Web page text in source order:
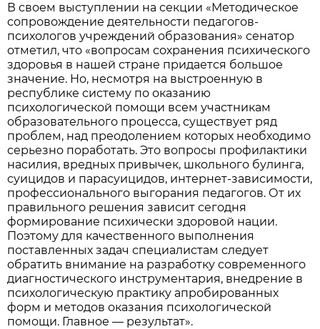
В своем выступлении на секции «Методическое
сопровождение деятельности педагогов-
психологов учреждений образования» сенатор
отметил, что «вопросам сохранения психического
здоровья в нашей стране придается большое
значение. Но, несмотря на выстроенную в
республике систему по оказанию
психологической помощи всем участникам
образовательного процесса, существует ряд
проблем, над преодолением которых необходимо
серьезно поработать. Это вопросы профилактики
насилия, вредных привычек, школьного булинга,
суицидов и парасуицидов, интернет-зависимости,
профессионального выгорания педагогов. От их
правильного решения зависит сегодня
формирование психически здоровой нации.
Поэтому для качественного выполнения
поставленных задач специалистам следует
обратить внимание на разработку современного
диагностического инструментария, внедрение в
психологическую практику апробированных
форм и методов оказания психологической
помощи. Главное — результат».